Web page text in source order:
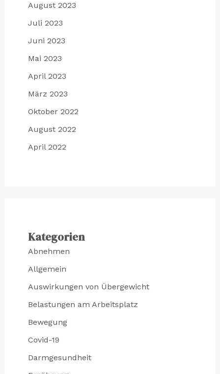
August 2023
Juli 2023
Juni 2023
Mai 2023
April 2023
März 2023
Oktober 2022
August 2022
April 2022
Kategorien
Abnehmen
Allgemein
Auswirkungen von Übergewicht
Belastungen am Arbeitsplatz
Bewegung
Covid-19
Darmgesundheit